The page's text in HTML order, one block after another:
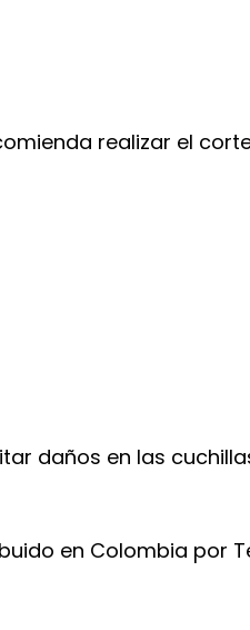
realizar el
daños en las
en Colombia por